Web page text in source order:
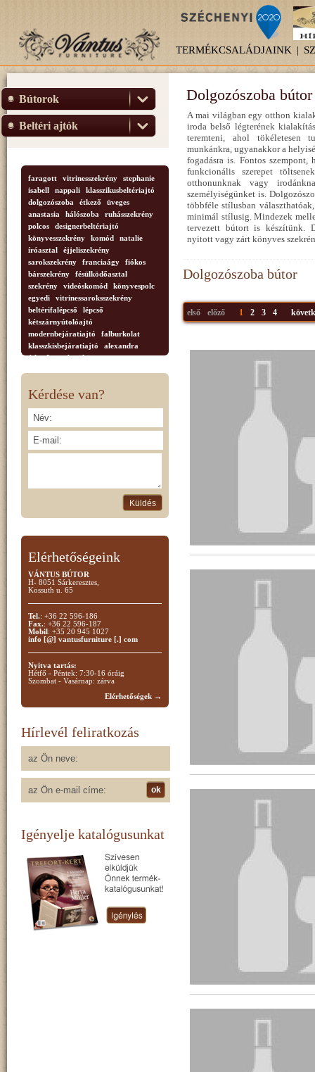
TERMÉKCSALÁDJAINK |
Bútorok
Beltéri ajtók
faragott vitrinesszekrény
stephanie
isabell
nappali
klasszikusbeltériajtó
dolgozószoba
étkező
üveges
anastasia
hálószoba
ruhásszekrény
polcos
designerbeltériajtó
könyvesszekrény
komód
natalie
íróasztal
éjjeliszekrény
sarokszekrény
franciaágy
fiókos
bárszekrény
fésülködőasztal
szekrény
videóskomód
könyvespolc
egyedi
vitrinessaroksszekrény
beltérifalépcső
lépcső
kétszárnyútolóajtó
modernbejáratiajtó
falburkolat
klasszkisbejáratiajtó
alexandra
étkezőasztal
tükör
díszoszlop
anastasia.nappali
négyajtós
Kérdése van?
Elérhetőségeink
VÁNTUS BÚTOR
H- 8051 Sárkeresztes,
Kossuth u. 65
Tel.: +36 22 596-186
Fax.: +36 22 596-187
Mobil: +35 20 945 1027
info [@] vantusfurniture [.] com
Nyitva tartás:
Hétfő - Péntek: 7:30-16 óráig
Szombat - Vasárnap: zárva
Elérhetőségek →
Hírlevél feliratkozás
Igényelje katalógusunkat
Dolgozószoba bútor
A mai világban egy otthon
iroda belső légterének
teremteni, ahol tökéletesen
munkánkra, ugyanakkor a
fogadásra is. Fontos
funkcionális szerepet
otthonunknak vagy
személyiségünket is.
többféle stílusban
minimál stílusig. Mindezek
tervezett bútort is készítünk.
nyitott vagy zárt könyves
Dolgozószoba bútor
első előző 1 2 3 4